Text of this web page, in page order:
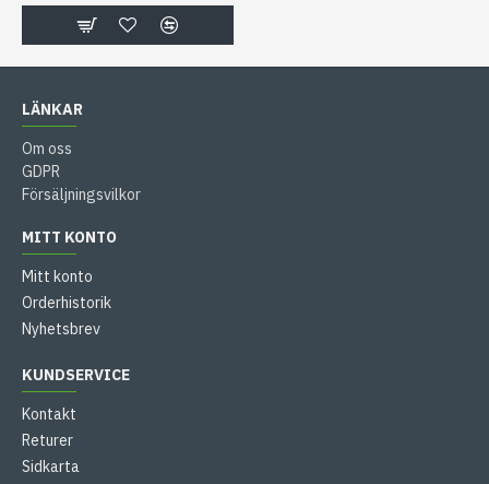
LÄNKAR
Om oss
GDPR
Försäljningsvilkor
MITT KONTO
Mitt konto
Orderhistorik
Nyhetsbrev
KUNDSERVICE
Kontakt
Returer
Sidkarta